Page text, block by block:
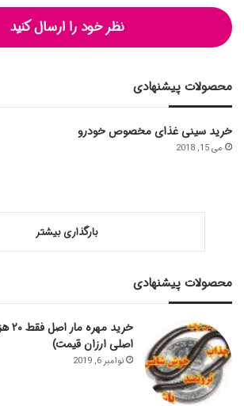
نظر خود را ارسال کنید
محصولات پیشنهادی
خرید سینی غذای مخصوص خودرو
می 15, 2018
بارگذاری بیشتر
محصولات پیشنهادی
اصلی ارزان قیمت)
نوامبر 6, 2019